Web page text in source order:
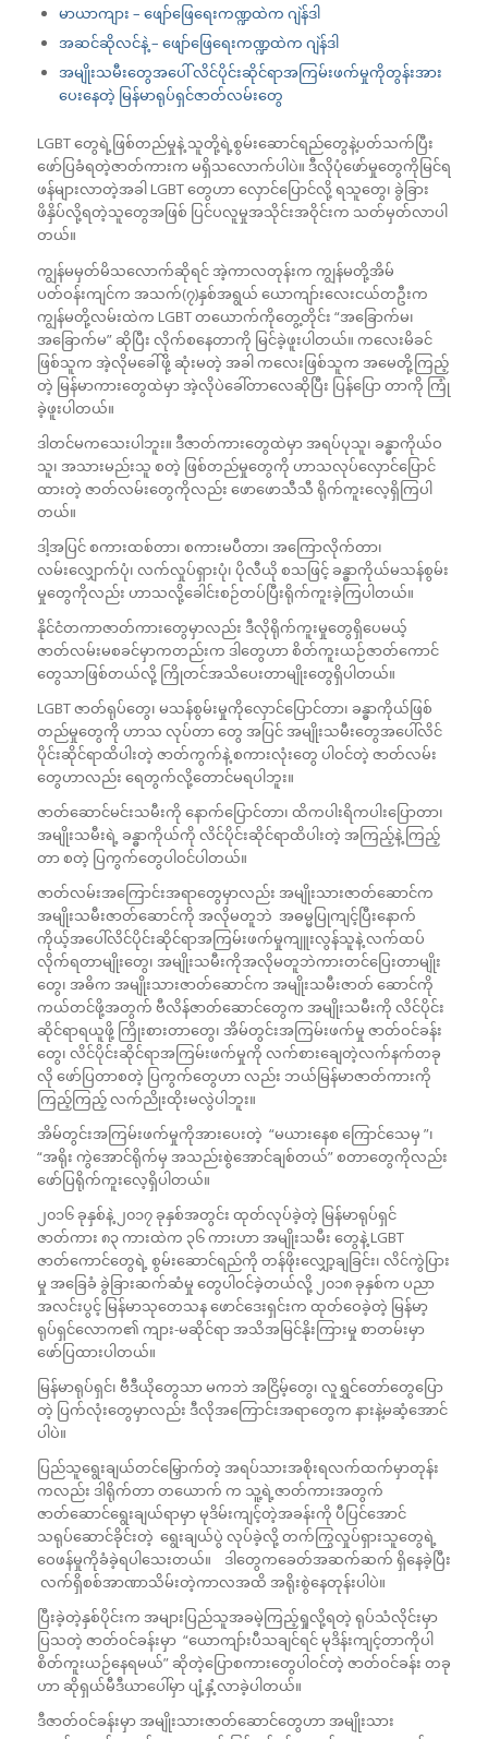
မာယာကျား – ဖျော်ဖြေရေးကဏ္ဍထဲက ဂျဲန်ဒါ
အဆင်ဆိုလင်နဲ့ – ဖျော်ဖြေရေးကဏ္ဍထဲက ဂျဲန်ဒါ
အမျိုးသမီးတွေအပေါ် လိင်ပိုင်းဆိုင်ရာအကြမ်းဖက်မှုကိုတွန်းအား
ပေးနေတဲ့ မြန်မာရုပ်ရှင်ဇာတ်လမ်းတွေ
LGBT တွေရဲ့ဖြစ်တည်မှုနဲ့ သူတို့ရဲ့စွမ်းဆောင်ရည်တွေနဲ့ပတ်သက်ပြီး
ဖော်ပြခံရတဲ့ဇာတ်ကားက မရှိသလောက်ပါပဲ။ ဒီလိုပုံဖော်မှုတွေကိုမြင်ရ
ဖန်များလာတဲ့အခါ LGBT တွေဟာ လှောင်ပြောင်လို့ ရသူတွေ၊ ခွဲခြား
ဖိနှိပ်လို့ရတဲ့သူတွေအဖြစ် ပြင်ပလူမှုအသိုင်းအဝိုင်းက သတ်မှတ်လာပါ
တယ်။
ကျွန်မမှတ်မိသလောက်ဆိုရင် အဲ့ကာလတုန်းက ကျွန်မတို့အိမ်
ပတ်ဝန်းကျင်က အသက်(၇)နှစ်အရွယ် ယောကျာ်းလေးငယ်တဦးက
ကျွန်မတို့လမ်းထဲက LGBT တယောက်ကိုတွေ့တိုင်း “အခြောက်မ၊
အခြောက်မ” ဆိုပြီး လိုက်စနေတာကို မြင်ခဲ့ဖူးပါတယ်။ ကလေးမိခင်
ဖြစ်သူက အဲ့လိုမခေါ်ဖို့ ဆုံးမတဲ့ အခါ ကလေးဖြစ်သူက အမေတို့ကြည့်
တဲ့ မြန်မာကားတွေထဲမှာ အဲ့လိုပဲခေါ်တာလေဆိုပြီး ပြန်ပြော တာကို ကြုံ
ခဲ့ဖူးပါတယ်။
ဒါတင်မကသေးပါဘူး။ ဒီဇာတ်ကားတွေထဲမှာ အရပ်ပုသူ၊ ခန္ဓာကိုယ်ဝ
သူ၊ အသားမည်းသူ စတဲ့ ဖြစ်တည်မှုတွေကို ဟာသလုပ်လှောင်ပြောင်
ထားတဲ့ ဇာတ်လမ်းတွေကိုလည်း ဖောဖောသီသီ ရိုက်ကူးလေ့ရှိကြပါ
တယ်။
ဒါ့အပြင် စကားထစ်တာ၊ စကားမပီတာ၊ အကြောလိုက်တာ၊
လမ်းလျှောက်ပုံ၊ လက်လှုပ်ရှားပုံ၊ ပိုလီယို စသဖြင့် ခန္ဓာကိုယ်မသန်စွမ်း
မှုတွေကိုလည်း ဟာသလို့ခေါင်းစဉ်တပ်ပြီးရိုက်ကူးခဲ့ကြပါတယ်။
နိုင်ငံတကာဇာတ်ကားတွေမှာလည်း ဒီလိုရိုက်ကူးမှုတွေရှိပေမယ့်
ဇာတ်လမ်းမစခင်မှာကတည်းက ဒါတွေဟာ စိတ်ကူးယဉ်ဇာတ်ကောင်
တွေသာဖြစ်တယ်လို့ ကြိုတင်အသိပေးတာမျိုးတွေရှိပါတယ်။
LGBT ဇာတ်ရုပ်တွေ၊ မသန်စွမ်းမှုကိုလှောင်ပြောင်တာ၊ ခန္ဓာကိုယ်ဖြစ်
တည်မှုတွေကို ဟာသ လုပ်တာ တွေ အပြင် အမျိုးသမီးတွေအပေါ်လိင်
ပိုင်းဆိုင်ရာထိပါးတဲ့ ဇာတ်ကွက်နဲ့ စကားလုံးတွေ ပါဝင်တဲ့ ဇာတ်လမ်း
တွေဟာလည်း ရေတွက်လို့တောင်မရပါဘူး။
ဇာတ်ဆောင်မင်းသမီးကို နောက်ပြောင်တာ၊ ထိကပါးရိကပါးပြောတာ၊
အမျိုးသမီးရဲ့ ခန္ဓာကိုယ်ကို လိင်ပိုင်းဆိုင်ရာထိပါးတဲ့ အကြည့်နဲ့ ကြည့်
တာ စတဲ့ ပြကွက်တွေပါဝင်ပါတယ်။
ဇာတ်လမ်းအကြောင်းအရာတွေမှာလည်း အမျိုးသားဇာတ်ဆောင်က
အမျိုးသမီးဇာတ်ဆောင်ကို အလိုမတူဘဲ အဓမ္မပြုကျင့်ပြီးနောက်
ကိုယ့်အပေါ်လိင်ပိုင်းဆိုင်ရာအကြမ်းဖက်မှုကျူးလွန်သူနဲ့ လက်ထပ်
လိုက်ရတာမျိုးတွေ၊ အမျိုးသမီးကိုအလိုမတူဘဲကားတင်ပြေးတာမျိုး
တွေ၊ အဓိက အမျိုးသားဇာတ်ဆောင်က အမျိုးသမီးဇာတ် ဆောင်ကို
ကယ်တင်ဖို့အတွက် ဗီလိန်ဇာတ်ဆောင်တွေက အမျိုးသမီးကို လိင်ပိုင်း
ဆိုင်ရာရယူဖို့ ကြိုးစားတာတွေ၊ အိမ်တွင်းအကြမ်းဖက်မှု ဇာတ်ဝင်ခန်း
တွေ၊ လိင်ပိုင်းဆိုင်ရာအကြမ်းဖက်မှုကို လက်စားချေတဲ့လက်နက်တခု
လို ဖော်ပြတာစတဲ့ ပြကွက်တွေဟာ လည်း ဘယ်မြန်မာဇာတ်ကားကို
ကြည့်ကြည့် လက်ညိုးထိုးမလွဲပါဘူး။
အိမ်တွင်းအကြမ်းဖက်မှုကိုအားပေးတဲ့ “မယားနေစ ကြောင်သေမှ ”၊
“အရိုး ကွဲအောင်ရိုက်မှ အသည်းစွဲအောင်ချစ်တယ်” စတာတွေကိုလည်း
ဖော်ပြရိုက်ကူးလေ့ရှိပါတယ်။
၂၀၁၆ ခုနှစ်နဲ့ ၂၀၁၇ ခုနှစ်အတွင်း ထုတ်လုပ်ခဲ့တဲ့ မြန်မာရုပ်ရှင်
ဇာတ်ကား ၈၃ ကားထဲက ၃၆ ကားဟာ အမျိုးသမီး တွေနဲ့ LGBT
ဇာတ်ကောင်တွေရဲ့ စွမ်းဆောင်ရည်ကို တန်ဖိုးလျှော့ချခြင်း၊ လိင်ကွဲပြား
မှု အခြေခံ ခွဲခြားဆက်ဆံမှု တွေပါဝင်ခဲ့တယ်လို့ ၂၀၁၈ ခုနှစ်က ပညာ
အလင်းပွင့် မြန်မာသုတေသန ဖောင်ဒေးရှင်းက ထုတ်ဝေခဲ့တဲ့ မြန်မာ့
ရုပ်ရှင်‌လောက၏ ကျား-မဆိုင်ရာ အသိအမြင်နိုးကြားမှု စာတမ်းမှာ
ဖော်ပြထားပါတယ်။
မြန်မာရုပ်ရှင်၊ ဗီဒီယိုတွေသာ မကဘဲ အငြိမ့်တွေ၊ လူရွှင်တော်တွေပြော
တဲ့ ပြက်လုံးတွေမှာလည်း ဒီလိုအကြောင်းအရာတွေက နားနဲ့မဆံ့အောင်
ပါပဲ။
ပြည်သူရွေးချယ်တင်မြှောက်တဲ့ အရပ်သားအစိုးရလက်ထက်မှာတုန်း
ကလည်း ဒါရိုက်တာ တယောက် က သူ့ရဲ့ဇာတ်ကားအတွက်
ဇာတ်ဆောင်ရွေးချယ်ရာမှာ မုဒိမ်းကျင့်တဲ့အခန်းကို ပီပြင်အောင်
သရုပ်ဆောင်ခိုင်းတဲ့ ရွေးချယ်ပွဲ လုပ်ခဲ့လို့ တက်ကြွလှုပ်ရှားသူတွေရဲ့
ဝေဖန်မှုကိုခံခဲ့ရပါသေးတယ်။ ဒါတွေကခေတ်အဆက်ဆက် ရှိနေခဲ့ပြီး
လက်ရှိစစ်အာဏာသိမ်းတဲ့ကာလအထိ အရိုးစွဲနေတုန်းပါပဲ။
ပြီးခဲ့တဲ့နှစ်ပိုင်းက အများပြည်သူအခမဲ့ကြည့်ရှုလို့ရတဲ့ ရုပ်သံလိုင်းမှာ
ပြသတဲ့ ဇာတ်ဝင်ခန်းမှာ “ယောကျာ်းပီသချင်ရင် မုဒိန်းကျင့်တာကိုပါ
စိတ်ကူးယဉ်နေရမယ်” ဆိုတဲ့ပြောစကားတွေပါဝင်တဲ့ ဇာတ်ဝင်ခန်း တခု
ဟာ ဆိုရှယ်မီဒီယာပေါ်မှာ ပျံ့နှံ့လာခဲ့ပါတယ်။
ဒီဇာတ်ဝင်ခန်းမှာ အမျိုးသားဇာတ်ဆောင်တွေဟာ အမျိုးသား